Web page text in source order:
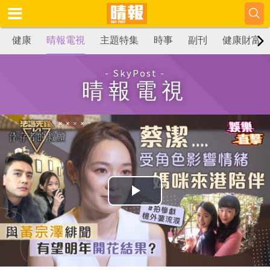
健康 晴報電視 主題特集 時事 副刊 健康財富
- SkyPost -
晴報電視
播
放
影